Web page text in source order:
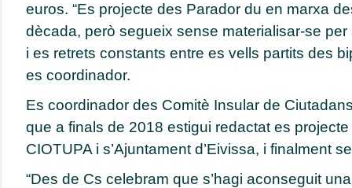
euros. “Es projecte des Parador du en marxa
dècada, però segueix sense materialisar-se
i es retrets constants entre es vells partits des
es coordinador.
Es coordinador des Comitè Insular de
que a finals de 2018 estigui redactat es
CIOTUPA i s’Ajuntament d’Eivissa, i finalment
“Des de Cs celebram que s’hagi aconseguit